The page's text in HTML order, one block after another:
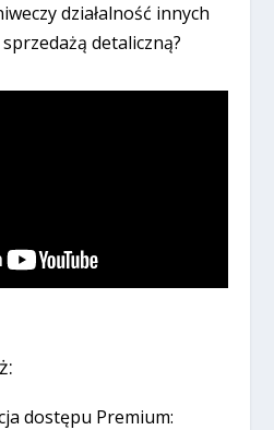
działalność innych
detaliczną?
dostępu Premium: